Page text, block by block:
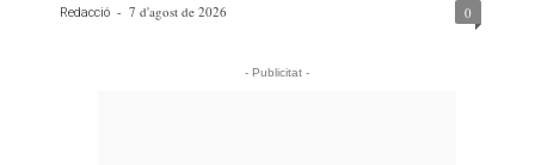
Redacció - 7 d'agost de 2026 0
- Publicitat -